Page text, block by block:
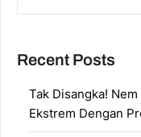
Recent Posts
Tak Disangka!
Ekstrem Dengan